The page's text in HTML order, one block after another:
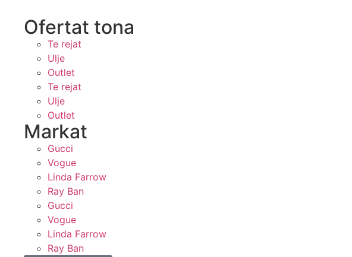
Ofertat tona​
Te rejat
Ulje
Outlet
Te rejat
Ulje
Outlet
Markat
Gucci
Vogue
Linda Farrow
Ray Ban
Gucci
Vogue
Linda Farrow
Ray Ban